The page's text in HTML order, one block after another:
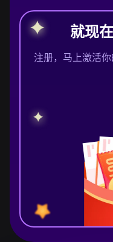
就现
注册，马上激活